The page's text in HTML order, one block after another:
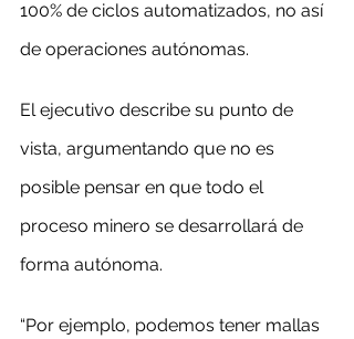
100% de ciclos automatizados, no así
de operaciones autónomas.
El ejecutivo describe su punto de
vista, argumentando que no es
posible pensar en que todo el
proceso minero se desarrollará de
forma autónoma.
“Por ejemplo, podemos tener mallas